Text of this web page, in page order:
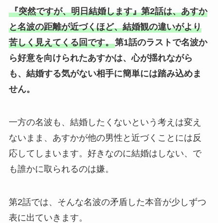
『突然ですが、明日結婚します』第2話は、あすか
と名波の距離が近づくほど、結婚観の違いがより
苦しく見えてくる回です。第1話のラストで名波か
ら好意を向けられたあすかは、心が揺れながら
も、結婚する気がない相手に簡単には踏み込めま
せん。
一方の名波も、結婚したくないという考えは変え
ないまま、あすかが他の男性と近づくことには反
応してしまいます。好きなのに結婚はしない、で
も誰かに取られるのは嫌。
第2話では、そんな名波の矛盾した本音が少しずつ
表に出ていきます。